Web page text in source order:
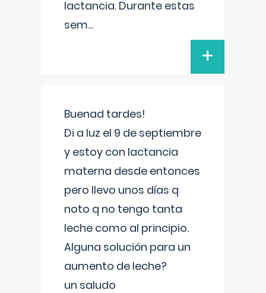
lactancia. Durante estas
sem...
+
Buenad tardes!
Di a luz el 9 de septiembre
y estoy con lactancia
materna desde entonces
pero llevo unos días q
noto q no tengo tanta
leche como al principio.
Alguna solución para un
aumento de leche?
un saludo